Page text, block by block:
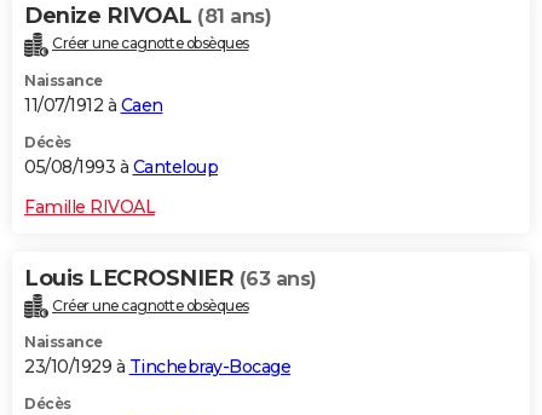
Denize RIVOAL (81 ans)
Créer une cagnotte obsèques
Naissance
11/07/1912 à Caen
Décès
05/08/1993 à Canteloup
Famille RIVOAL
Louis LECROSNIER (63 ans)
Créer une cagnotte obsèques
Naissance
23/10/1929 à Tinchebray-Bocage
Décès